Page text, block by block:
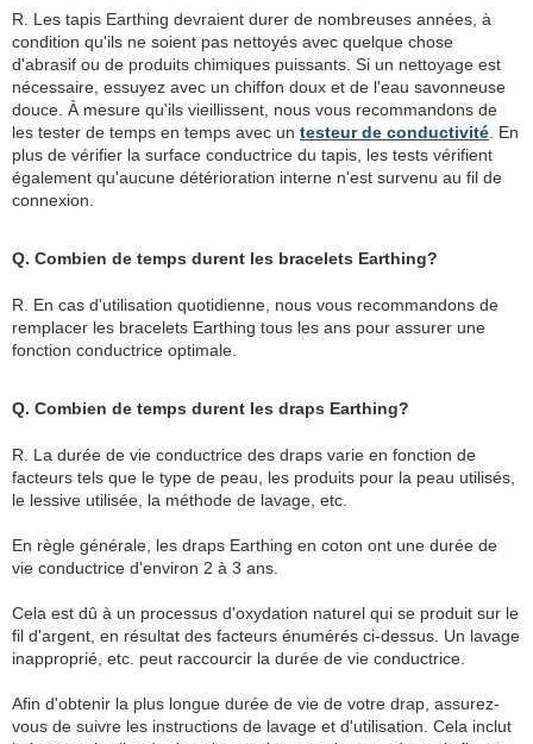
R. Les tapis Earthing devraient durer de nombreuses années, à
condition qu'ils ne soient pas nettoyés avec quelque chose
d'abrasif ou de produits chimiques puissants. Si un nettoyage est
nécessaire, essuyez avec un chiffon doux et de l'eau savonneuse
douce. À mesure qu'ils vieillissent, nous vous recommandons de
les tester de temps en temps avec un testeur de conductivité . En
plus de vérifier la surface conductrice du tapis, les tests vérifient
également qu'aucune détérioration interne n'est survenu au fil de
connexion.
Q. Combien de temps durent les bracelets Earthing?
R. En cas d'utilisation quotidienne, nous vous recommandons de
remplacer les bracelets Earthing tous les ans pour assurer une
fonction conductrice optimale.
Q. Combien de temps durent les draps Earthing?
R. La durée de vie conductrice des draps varie en fonction de
facteurs tels que le type de peau, les produits pour la peau utilisés,
le lessive utilisée, la méthode de lavage, etc.
En règle générale, les draps Earthing en coton ont une durée de
vie conductrice d'environ 2 à 3 ans.
Cela est dû à un processus d'oxydation naturel qui se produit sur le
fil d'argent, en résultat des facteurs énumérés ci-dessus. Un lavage
inapproprié, etc. peut raccourcir la durée de vie conductrice.
Afin d'obtenir la plus longue durée de vie de votre drap, assurez-
vous de suivre les instructions de lavage et d'utilisation. Cela inclut